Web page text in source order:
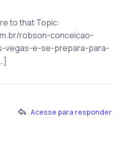
to that Topic:
robson-conceicao-
vegas-e-se-prepara-para-
Acesse para responder